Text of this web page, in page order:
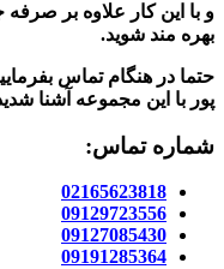
و با این کار علاوه بر صرفه
بهره مند شوید.
حتما در هنگام تماس
پور با این مجموعه آشنا
شماره تماس:
02165623818
09129723556
09127085430
09191285364